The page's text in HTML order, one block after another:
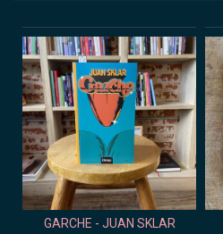
GARCHE - JUAN SKLAR